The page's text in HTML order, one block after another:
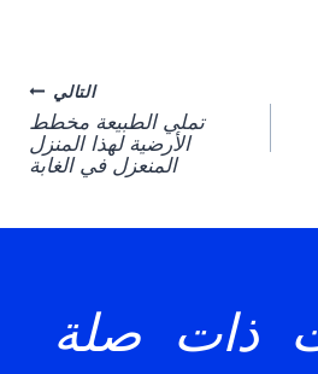
التالي
تملي الطبيعة مخطط
الأرضية لهذا المنزل
المنعزل في الغابة
ذات صلة